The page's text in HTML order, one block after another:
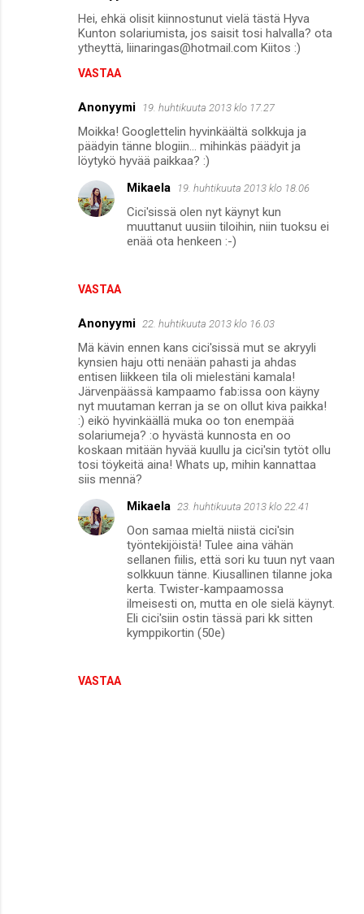
Hei, ehkä olisit kiinnostunut vielä tästä Hyva
Kunton solariumista, jos saisit tosi halvalla? ota
ytheyttä, liinaringas@hotmail.com Kiitos :)
VASTAA
Anonyymi 19. huhtikuuta 2013 klo 17.27
Moikka! Googlettelin hyvinkäältä solkkuja ja
päädyin tänne blogiin... mihinkäs päädyit ja
löytykö hyvää paikkaa? :)
VASTAA
Mikaela 19. huhtikuuta 2013 klo 18.06
Cici'sissä olen nyt käynyt kun
muuttanut uusiin tiloihin, niin tuoksu ei
enää ota henkeen :-)
Anonyymi 22. huhtikuuta 2013 klo 16.03
Mä kävin ennen kans cici'sissä mut se akryyli
kynsien haju otti nenään pahasti ja ahdas
entisen liikkeen tila oli mielestäni kamala!
Järvenpäässä kampaamo fab:issa oon käyny
nyt muutaman kerran ja se on ollut kiva paikka!
:) eikö hyvinkäällä muka oo ton enempää
solariumeja? :o hyvästä kunnosta en oo
koskaan mitään hyvää kuullu ja cici'sin tytöt ollu
tosi töykeitä aina! Whats up, mihin kannattaa
siis mennä?
VASTAA
Mikaela 23. huhtikuuta 2013 klo 22.41
Oon samaa mieltä niistä cici'sin
työntekijöistä! Tulee aina vähän
sellanen fiilis, että sori ku tuun nyt vaan
solkkuun tänne. Kiusallinen tilanne joka
kerta. Twister-kampaamossa
ilmeisesti on, mutta en ole sielä käynyt.
Eli cici'siin ostin tässä pari kk sitten
kymppikortin (50e)